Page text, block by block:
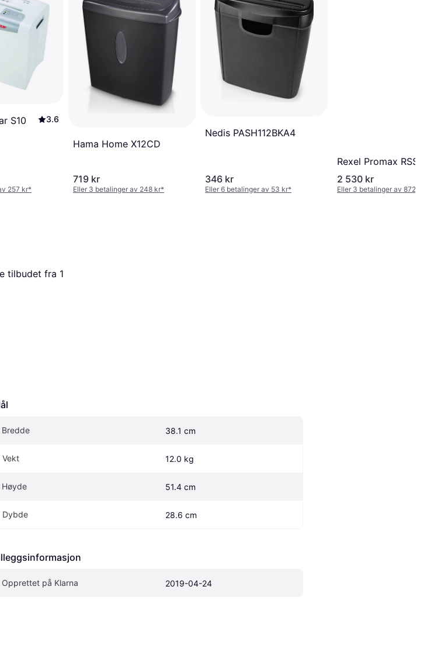
S10 3.6
257 kr*
Hama Home X12CD
719 kr
Eller 3 betalinger av 248 kr*
Nedis PASH112BKA4
346 kr
Eller 6 betalinger av 53 kr*
Rexel Promax
2 530 kr
Eller 3 betalinger av 872 kr
tilbudet fra 1
Bredde 38.1 cm
Vekt 12.0 kg
Høyde 51.4 cm
Dybde 28.6 cm
Opprettet på Klarna 2019-04-24